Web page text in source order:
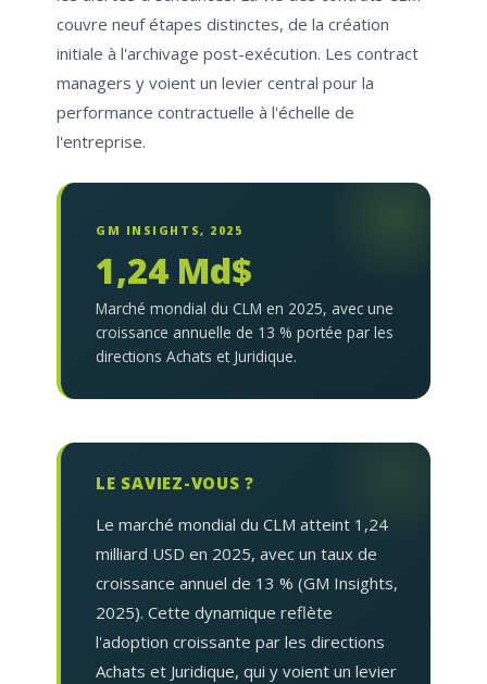
couvre neuf étapes distinctes, de la création
initiale à l'archivage post-exécution. Les contract
managers y voient un levier central pour la
performance contractuelle à l'échelle de
l'entreprise.
GM INSIGHTS, 2025
1,24 Md$
Marché mondial du CLM en 2025, avec une
croissance annuelle de 13 % portée par les
directions Achats et Juridique.
LE SAVIEZ-VOUS ?
Le marché mondial du CLM atteint 1,24
milliard USD en 2025, avec un taux de
croissance annuel de 13 % (GM Insights,
2025). Cette dynamique reflète
l'adoption croissante par les directions
Achats et Juridique, qui y voient un levier